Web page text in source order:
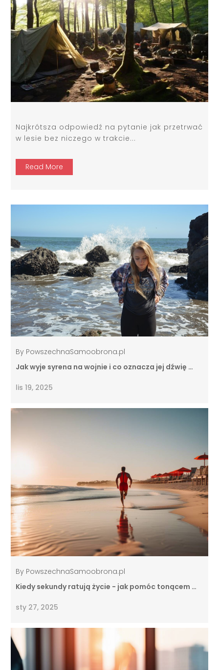
Najkrótsza odpowiedź na pytanie jak przetrwać
w lesie bez niczego w trakcie...
Read More
By PowszechnaSamoobrona.pl
Jak wyje syrena na wojnie i co oznacza jej dźwię …
lis 19, 2025
By PowszechnaSamoobrona.pl
Kiedy sekundy ratują życie - jak pomóc tonącem …
sty 27, 2025